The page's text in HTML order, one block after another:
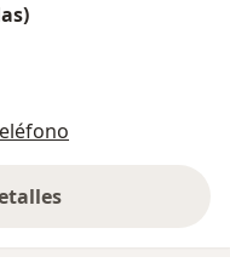
la dirección